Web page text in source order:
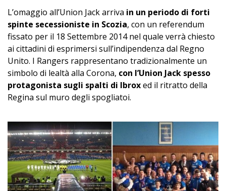
L’omaggio all’Union Jack arriva in un periodo di forti
spinte secessioniste in Scozia, con un referendum
fissato per il 18 Settembre 2014 nel quale verrà chiesto
ai cittadini di esprimersi sull’indipendenza dal Regno
Unito. I Rangers rappresentano tradizionalmente un
simbolo di lealtà alla Corona, con l’Union Jack spesso
protagonista sugli spalti di Ibroxed il ritratto della
Regina sul muro degli spogliatoi.